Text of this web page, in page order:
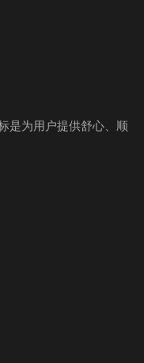
是为用户提供舒心、顺